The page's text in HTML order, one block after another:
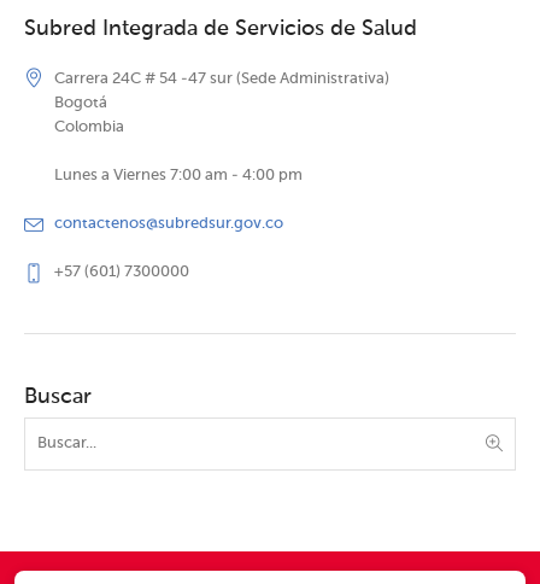
Subred Integrada de Servicios de Salud
Carrera 24C # 54 -47 sur (Sede Administrativa)
Bogotá
Colombia
Lunes a Viernes 7:00 am - 4:00 pm
contactenos@subredsur.gov.co
+57 (601) 7300000
Buscar